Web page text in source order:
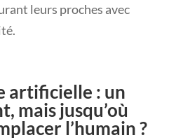
leurs proches avec
artificielle : un
mais jusqu’où
l’humain ?